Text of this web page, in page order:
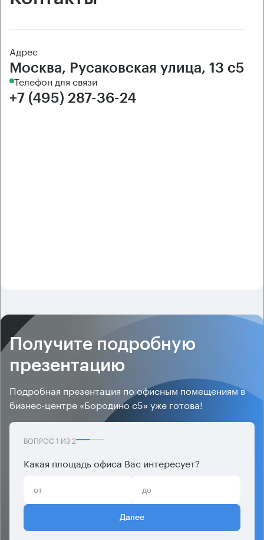
Адрес
Москва, Русаковская улица, 13 с5
Телефон для связи
+7 (495) 287-36-24
Получите подробную
презентацию
Подробная презентация по офисным помещениям в
бизнес-центре «Бородино с5» уже готова!
ВОПРОС 1 ИЗ2
Какая площадь офиса Вас интересует?
Далее